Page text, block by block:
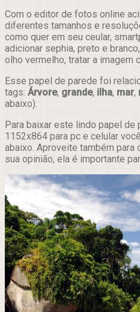
Com o editor de fotos online
diferentes tamanhos e
como quer em seu ceular,
adicionar sephia, preto e
olho vermelho, tratar a imagem
Esse papel de parede foi
tags: Árvore, grande, ilha, mar,
abaixo).
Para baixar este lindo papel de
1152x864 para pc e celular
abaixo. Aproveite também para
sua opinião, ela é importante